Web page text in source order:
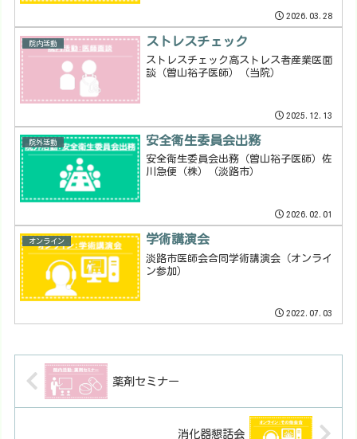
2026.03.28
院内活動 ストレスチェック
ストレスチェック高ストレス者産業医面
談（曽山裕子医師）（当院）
2025.12.13
院外活動 安全衛生委員会出務
安全衛生委員会出務（曽山裕子医師）佐
川急便（株）（淡路市）
2026.02.01
オンライン 学術講演会
淡路市医師会合同学術講演会（オンライ
ン参加）
2022.07.03
薬剤セミナー
消化器懇話会